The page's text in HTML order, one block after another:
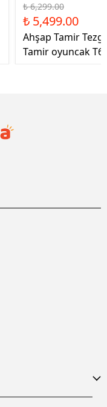
₺ 6,299.00
₺ 5,499.00
Ahşap Tamir
Tamir oyuncak